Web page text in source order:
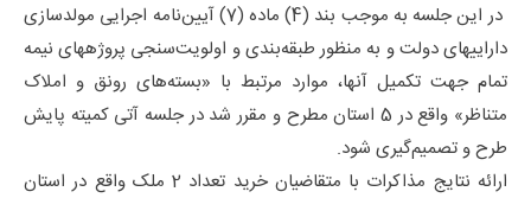
در این جلسه به موجب بند (4) ماده (7) آیین‌­نامه اجرایی مولدسازی
دارایی­های دولت و به منظور طبقه­‌بندی و اولویت­‌سنجی پروژه­های نیمه­‌
تمام جهت تکمیل آنها، موارد مرتبط با «بسته­‌های رونق و املاک
متناظر» واقع در 5 استان مطرح و مقرر شد در جلسه آتی کمیته پایش
طرح و تصمیم­‌گیری شود.
ارائه نتایج مذاکرات با متقاضیان خرید تعداد 2 ملک واقع در استان